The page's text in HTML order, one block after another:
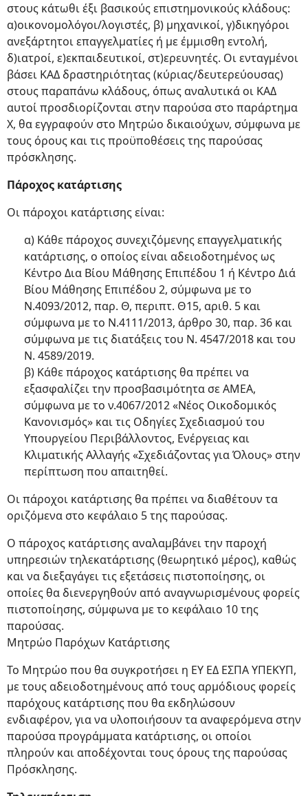
στους κάτωθι έξι βασικούς επιστημονικούς κλάδους:
α)οικονομολόγοι/λογιστές, β) μηχανικοί, γ)δικηγόροι
ανεξάρτητοι επαγγελματίες ή με έμμισθη εντολή,
δ)ιατροί, ε)εκπαιδευτικοί, στ)ερευνητές. Οι ενταγμένοι
βάσει ΚΑΔ δραστηριότητας (κύριας/δευτερεύουσας)
στους παραπάνω κλάδους, όπως αναλυτικά οι ΚΑΔ
αυτοί προσδιορίζονται στην παρούσα στο παράρτημα
Χ, θα εγγραφούν στο Μητρώο δικαιούχων, σύμφωνα με
τους όρους και τις προϋποθέσεις της παρούσας
πρόσκλησης.
Πάροχος κατάρτισης
Οι πάροχοι κατάρτισης είναι:
α) Κάθε πάροχος συνεχιζόμενης επαγγελματικής
κατάρτισης, ο οποίος είναι αδειοδοτημένος ως
Κέντρο Δια Βίου Μάθησης Επιπέδου 1 ή Κέντρο Διά
Βίου Μάθησης Επιπέδου 2, σύμφωνα με το
Ν.4093/2012, παρ. Θ, περιπτ. Θ15, αριθ. 5 και
σύμφωνα με το Ν.4111/2013, άρθρο 30, παρ. 36 και
σύμφωνα με τις διατάξεις του Ν. 4547/2018 και του
Ν. 4589/2019.
β) Κάθε πάροχος κατάρτισης θα πρέπει να
εξασφαλίζει την προσβασιμότητα σε ΑΜΕΑ,
σύμφωνα με το ν.4067/2012 «Νέος Οικοδομικός
Κανονισμός» και τις Οδηγίες Σχεδιασμού του
Υπουργείου Περιβάλλοντος, Ενέργειας και
Κλιματικής Αλλαγής «Σχεδιάζοντας για Όλους» στην
περίπτωση που απαιτηθεί.
Oι πάροχοι κατάρτισης θα πρέπει να διαθέτουν τα
οριζόμενα στο κεφάλαιο 5 της παρούσας.
Ο πάροχος κατάρτισης αναλαμβάνει την παροχή
υπηρεσιών τηλεκατάρτισης (θεωρητικό μέρος), καθώς
και να διεξαγάγει τις εξετάσεις πιστοποίησης, οι
οποίες θα διενεργηθούν από αναγνωρισμένους φορείς
πιστοποίησης, σύμφωνα με το κεφάλαιο 10 της
παρούσας.
Μητρώο Παρόχων Κατάρτισης
Το Μητρώο που θα συγκροτήσει η ΕΥ ΕΔ ΕΣΠΑ ΥΠΕΚΥΠ,
με τους αδειοδοτημένους από τους αρμόδιους φορείς
παρόχους κατάρτισης που θα εκδηλώσουν
ενδιαφέρον, για να υλοποιήσουν τα αναφερόμενα στην
παρούσα προγράμματα κατάρτισης, οι οποίοι
πληρούν και αποδέχονται τους όρους της παρούσας
Πρόσκλησης.